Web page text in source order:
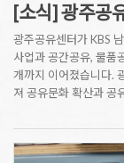
[소식] 광주공
광주공유센터가 KBS
사업과 공간공유, 물품
개까지 이어졌습니다.
져 공유문화 확산과 공